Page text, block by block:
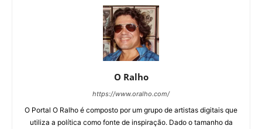
O Ralho
https://www.oralho.com/
O Portal O Ralho é composto por um grupo de artistas digitais que
utiliza a política como fonte de inspiração. Dado o tamanho da